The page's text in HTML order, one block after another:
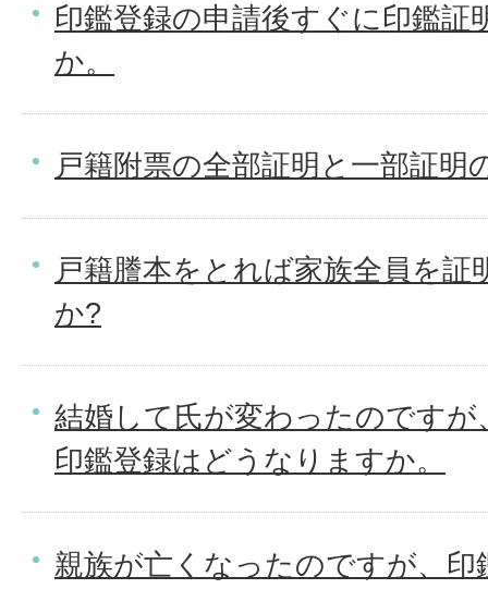
印鑑登録の申請後すぐに印鑑証
か。
戸籍附票の全部証明と一部証明
戸籍謄本をとれば家族全員を
か?
結婚して氏が変わったのです
印鑑登録はどうなりますか。
親族が亡くなったのですが、